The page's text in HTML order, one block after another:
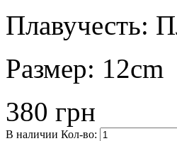
Плавучесть:
Размер: 12cm
380 грн
В наличии Кол-во: